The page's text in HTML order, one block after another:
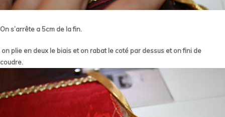
On s’arrête a 5cm de la fin.
on plie en deux le biais et on rabat le coté par dessus et on fini de
coudre.